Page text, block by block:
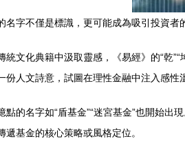
名字不僅是標識，更可能成為吸引投資者
統文化典籍中汲取靈感，《易經》的“乾
人文詩意，試圖在理性金融中注入感性
的名字如“盾基金”“迷宮基金”也開始出
基金的核心策略或風格定位。